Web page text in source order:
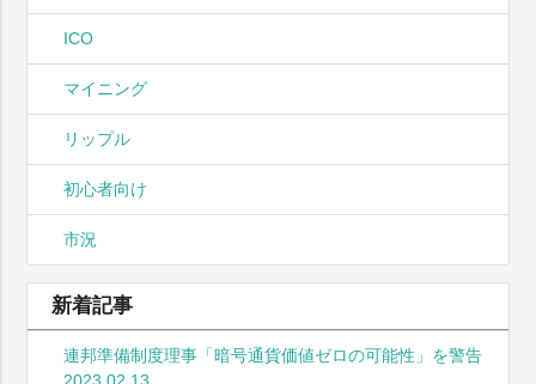
ICO
マイニング
リップル
初心者向け
市況
新着記事
連邦準備制度理事「暗号通貨価値ゼロの可能性」を警告